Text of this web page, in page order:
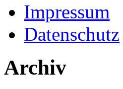
Impressum
Datenschutz
Archiv